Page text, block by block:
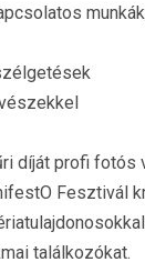
díját profi fotós
Fesztivál
találkozókat.